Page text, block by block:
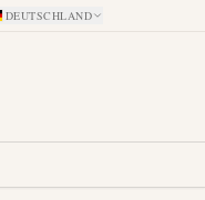
DEUTSCHLAND